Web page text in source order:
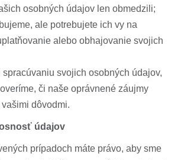
osobných údajov len obmedzili;
ale potrebujete ich vy na
alebo obhajovanie svojich
spracúvaniu svojich osobných údajov,
či naše oprávnené záujmy
dôvodmi.
údajov
prípadoch máte právo, aby sme